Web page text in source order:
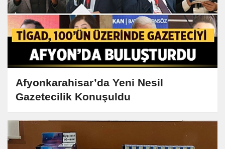
Afyonkarahisar’da Yeni Nesil
Gazetecilik Konuşuldu